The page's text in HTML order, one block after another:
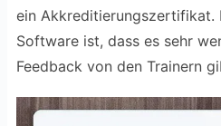
ein Akkreditierungszertifikat.
Software ist, dass es sehr
Feedback von den Trainern